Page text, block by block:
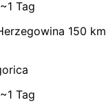
Tag
150 km
Tag